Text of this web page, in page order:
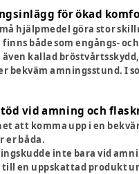
för ökad
hjälpmedel göra stor
både som engångs-
även kallad
bekväm amningsstund. I
vid amning och
att komma upp i en
er båda.
inte bara vid
en uppskattad produkt